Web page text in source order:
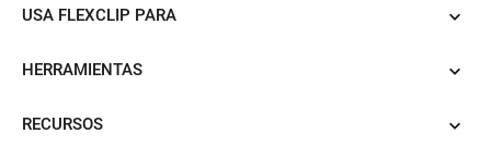
USA FLEXCLIP PARA
HERRAMIENTAS
RECURSOS